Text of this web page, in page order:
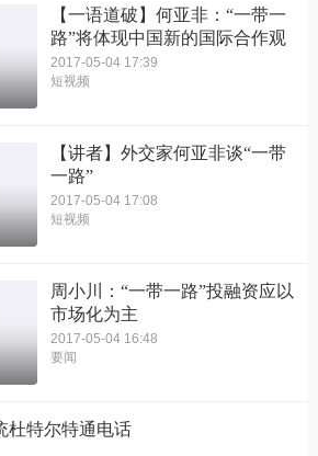
【一语道破】何亚非：“一带一
路”将体现中国新的国际合作观
2017-05-04 17:39
短视频
【讲者】外交家何亚非谈“一带
一路”
2017-05-04 17:08
短视频
周小川：“一带一路”投融资应以
市场化为主
2017-05-04 16:48
要闻
杜特尔特通电话